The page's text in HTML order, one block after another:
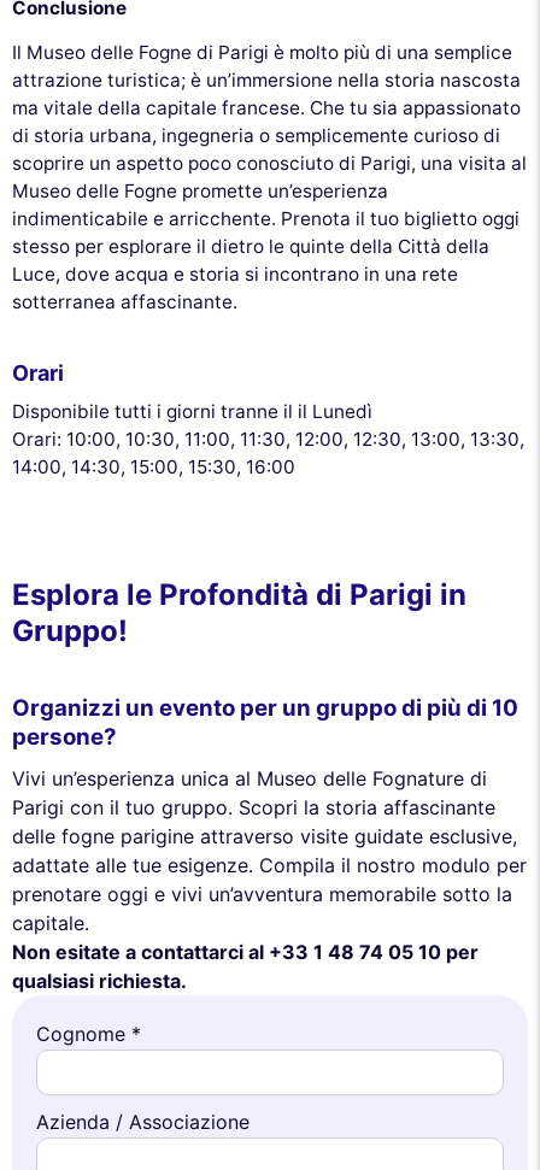
Conclusione
Il Museo delle Fogne di Parigi è molto più di una semplice
attrazione turistica; è un’immersione nella storia nascosta
ma vitale della capitale francese. Che tu sia appassionato
di storia urbana, ingegneria o semplicemente curioso di
scoprire un aspetto poco conosciuto di Parigi, una visita al
Museo delle Fogne promette un’esperienza
indimenticabile e arricchente. Prenota il tuo biglietto oggi
stesso per esplorare il dietro le quinte della Città della
Luce, dove acqua e storia si incontrano in una rete
sotterranea affascinante.
Orari
Disponibile tutti i giorni tranne il il Lunedì
Orari: 10:00, 10:30, 11:00, 11:30, 12:00, 12:30, 13:00, 13:30,
14:00, 14:30, 15:00, 15:30, 16:00
Esplora le Profondità di Parigi in
Gruppo!
Organizzi un evento per un gruppo di più di 10
persone?
Vivi un’esperienza unica al Museo delle Fognature di
Parigi con il tuo gruppo. Scopri la storia affascinante
delle fogne parigine attraverso visite guidate esclusive,
adattate alle tue esigenze. Compila il nostro modulo per
prenotare oggi e vivi un’avventura memorabile sotto la
capitale.
Non esitate a contattarci al +33 1 48 74 05 10 per
qualsiasi richiesta.
Cognome *
Azienda / Associazione